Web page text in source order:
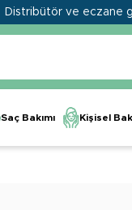
Distribütör ve eczane
Saç Bakımı Kişisel